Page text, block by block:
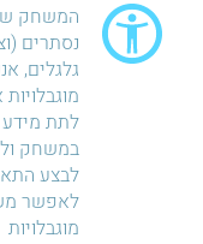
המשחק
נסתרים
גלגלים,
לתת מידע
במשחק
לבצע
לאפשר
מוגבלויות